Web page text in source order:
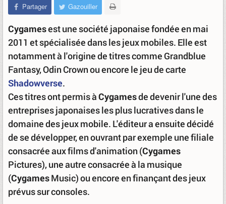
Partager Gazouiller
Cygamesest une société japonaise fondée en mai
2011 et spécialisée dans les jeux mobiles. Elle est
notamment à l'origine de titres comme Grandblue
Fantasy, Odin Crown ou encore le jeu de carte
Shadowverse.
Ces titres ont permis àCygamesde devenir l'une des
entreprises japonaises les plus lucratives dans le
domaine des jeux mobile. L'éditeur a ensuite décidé
de se développer, en ouvrant par exemple une filiale
consacrée aux films d'animation (Cygames
Pictures), une autre consacrée à la musique
(CygamesMusic) ou encore en finançant des jeux
prévus sur consoles.